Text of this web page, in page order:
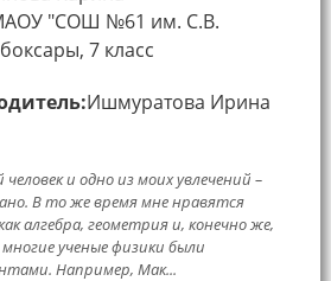
"СОШ №61 им. С.В.
7 класс
Ишмуратова Ирина
и одно из моих увлечений –
В то же время мне нравятся
алгебра, геометрия и, конечно же,
ученые физики были
Например, Мак...